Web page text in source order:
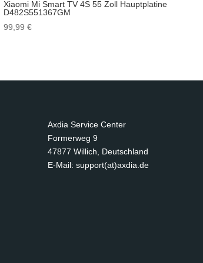
Xiaomi Mi Smart TV 4S 55 Zoll Hauptplatine
D482S551367GM
99,99 €
Axdia Service Center
Formerweg 9
47877 Willich
Deutschland
E-Mail: support(at)axdia.de